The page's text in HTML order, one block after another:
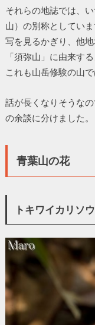
それらの地誌では、
山）の別称としてい
写を見るかぎり、他
「須弥山」に由来する
これも山岳修験の山
話が長くなりそうな
の余談に分けました。
青葉山の花
トキワイカリソ